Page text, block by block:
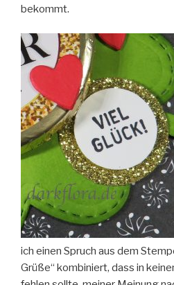
bekommt.
ich einen Spruch aus dem
Grüße“ kombiniert, dass in